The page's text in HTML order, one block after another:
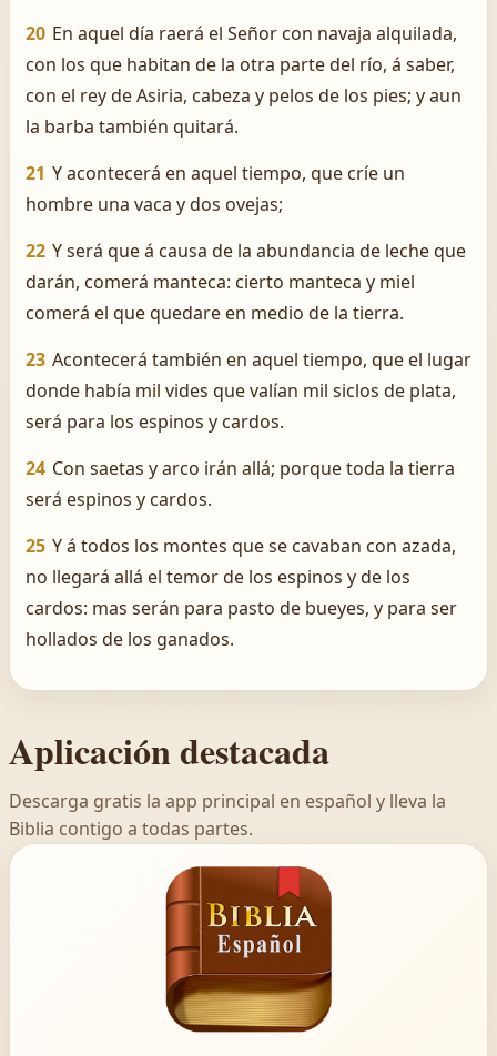
20 En aquel día raerá el Señor con navaja alquilada,
con los que habitan de la otra parte del río, á saber,
con el rey de Asiria, cabeza y pelos de los pies; y aun
la barba también quitará.
21 Y acontecerá en aquel tiempo, que críe un
hombre una vaca y dos ovejas;
22 Y será que á causa de la abundancia de leche que
darán, comerá manteca: cierto manteca y miel
comerá el que quedare en medio de la tierra.
23 Acontecerá también en aquel tiempo, que el lugar
donde había mil vides que valían mil siclos de plata,
será para los espinos y cardos.
24 Con saetas y arco irán allá; porque toda la tierra
será espinos y cardos.
25 Y á todos los montes que se cavaban con azada,
no llegará allá el temor de los espinos y de los
cardos: mas serán para pasto de bueyes, y para ser
hollados de los ganados.
Aplicación destacada
Descarga gratis la app principal en español y lleva la
Biblia contigo a todas partes.